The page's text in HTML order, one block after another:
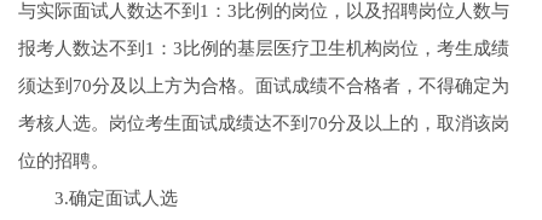
与实际面试人数达不到1：3比例的岗位，以及招聘岗位人数与
报考人数达不到1：3比例的基层医疗卫生机构岗位，考生成绩
须达到70分及以上方为合格。面试成绩不合格者，不得确定为
考核人选。岗位考生面试成绩达不到70分及以上的，取消该岗
位的招聘。
3.确定面试人选